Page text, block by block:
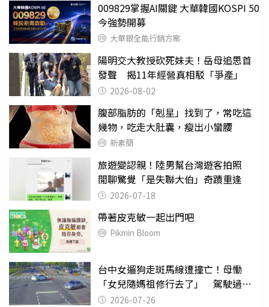
009829掌握AI關鍵 大華韓國KOSPI 50
今強勢開募
大華銀全能行銷方案
陽明交大教授砍死妹夫！岳母追思首
發聲 揭11年經營真相駁「爭產」
2026-08-02
腹部脂肪的「剋星」找到了，常吃這
幾物，吃走大肚囊，瘦出小蠻腰
新素簡
旅遊變認親！陸男幫台灣遊客拍照
閒聊驚覺「是失聯大伯」奇蹟重逢
2026-07-18
帶著皮克敏一起出門吧
Pikmin Bloom
台中女遛狗走斑馬線遭撞亡！母慟
「女兒隨媽祖修行去了」 駕駛過失
致死判9月
2026-07-26